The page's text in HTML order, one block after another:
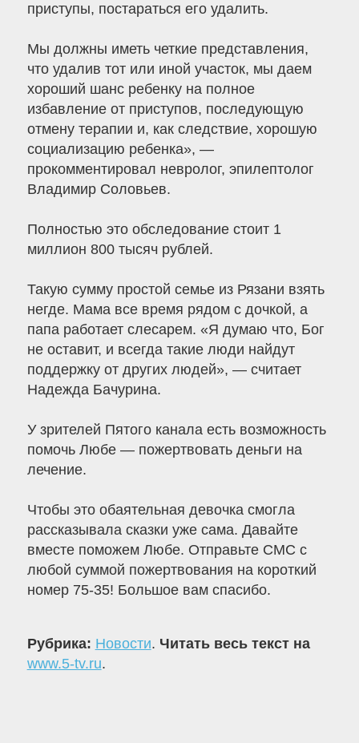
приступы, постараться его удалить.
Мы должны иметь четкие представления,
что удалив тот или иной участок, мы даем
хороший шанс ребенку на полное
избавление от приступов, последующую
отмену терапии и, как следствие, хорошую
социализацию ребенка», —
прокомментировал невролог, эпилептолог
Владимир Соловьев.
Полностью это обследование стоит 1
миллион 800 тысяч рублей.
Такую сумму простой семье из Рязани взять
негде. Мама все время рядом с дочкой, а
папа работает слесарем. «Я думаю что, Бог
не оставит, и всегда такие люди найдут
поддержку от других людей», — считает
Надежда Бачурина.
У зрителей Пятого канала есть возможность
помочь Любе — пожертвовать деньги на
лечение.
Чтобы это обаятельная девочка смогла
рассказывала сказки уже сама. Давайте
вместе поможем Любе. Отправьте СМС с
любой суммой пожертвования на короткий
номер 75-35! Большое вам спасибо.
Рубрика: Новости. Читать весь текст на
www.5-tv.ru.